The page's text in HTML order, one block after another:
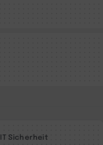
IT Sicherheit